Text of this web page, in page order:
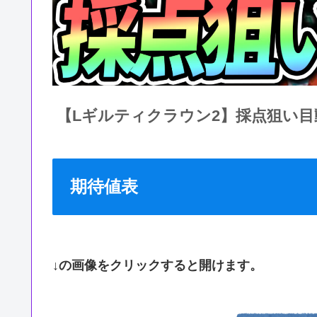
【Lギルティクラウン2】採点狙い
期待値表
↓の画像をクリックすると開けます。